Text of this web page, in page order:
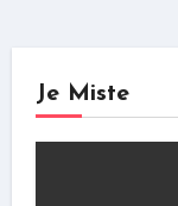
Je Miste